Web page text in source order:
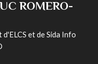
ROMERO-
et de Sida Info